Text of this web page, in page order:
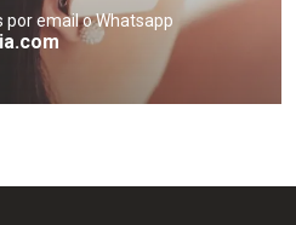
email o Whatsapp